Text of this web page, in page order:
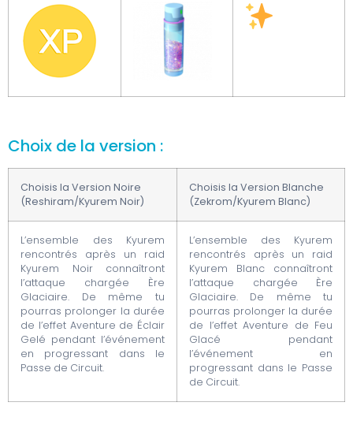
Choix de la version :
Choisis la Version Noire
(Reshiram/Kyurem Noir)
Choisis la Version Blanche
(Zekrom/Kyurem Blanc)
L’ensemble des Kyurem
rencontrés après un raid
Kyurem Noir connaîtront
l’attaque chargée Ère
Glaciaire. De même tu
pourras prolonger la durée
de l’effet Aventure de Éclair
Gelé pendant l’événement
en progressant dans le
Passe de Circuit.
L’ensemble des Kyurem
rencontrés après un raid
Kyurem Blanc connaîtront
l’attaque chargée Ère
Glaciaire. De même tu
pourras prolonger la durée
de l’effet Aventure de Feu
Glacé pendant
l’événement en
progressant dans le Passe
de Circuit.